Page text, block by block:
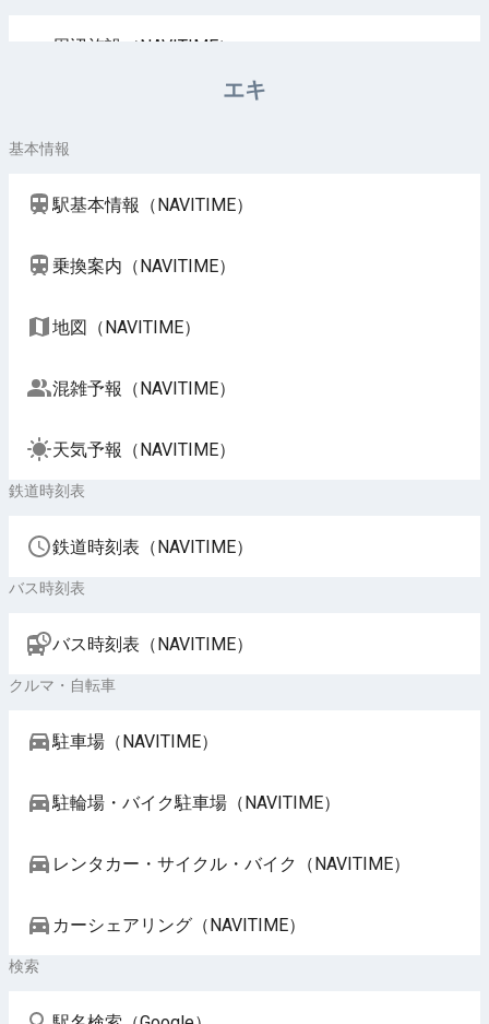
周辺施設（NAVITIME）
エキ
基本情報
駅基本情報（NAVITIME）
乗換案内（NAVITIME）
地図（NAVITIME）
混雑予報（NAVITIME）
天気予報（NAVITIME）
鉄道時刻表
鉄道時刻表（NAVITIME）
バス時刻表
バス時刻表（NAVITIME）
クルマ・自転車
駐車場（NAVITIME）
駐輪場・バイク駐車場（NAVITIME）
レンタカー・サイクル・バイク（NAVITIME）
カーシェアリング（NAVITIME）
検索